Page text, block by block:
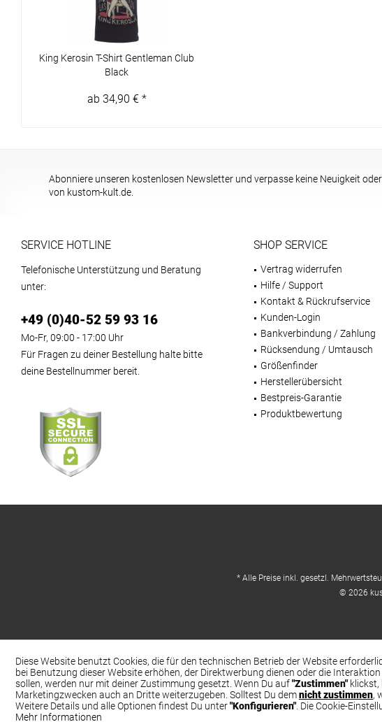
King Kerosin T-Shirt Gentleman Club
Black
ab 34,90 € *
Abonniere unseren kostenlosen Newsletter und verpasse keine Neuigkeit
von kustom-kult.de.
SERVICE HOTLINE
Telefonische Unterstützung und Beratung
unter:
+49 (0)40-52 59 93 16
Mo-Fr, 09:00 - 17:00 Uhr
Für Fragen zu deiner Bestellung halte bitte
deine Bestellnummer bereit.
SHOP SERVICE
Vertrag widerrufen
Hilfe / Support
Kontakt & Rückrufservice
Kunden-Login
Bankverbindung / Zahlung
Rücksendung / Umtausch
Größenfinder
Herstellerübersicht
Bestpreis-Garantie
Produktbewertung
* Alle Preise inkl. gesetzl.
© 2026
Diese Website benutzt Cookies, die für den technischen Betrieb der Website
bei Benutzung dieser Website erhöhen, der Direktwerbung dienen oder die
sollen, werden nur mit deiner Zustimmung gesetzt. Wenn Du auf"Zustimmen"klickst,
Marketingzwecken auch an Dritte weiterzugeben. Solltest Du demnicht zustimmen,
Weitere Details und alle Optionen findest Du unter"Konfigurieren". Die Cookie-
Mehr Informationen